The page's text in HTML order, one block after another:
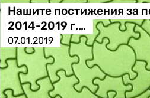
Нашите постижения за
2014-2019 г.…
07.01.2019